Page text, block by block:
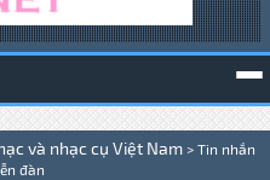
và nhạc cụ Việt Nam > Tin nhắn
đàn